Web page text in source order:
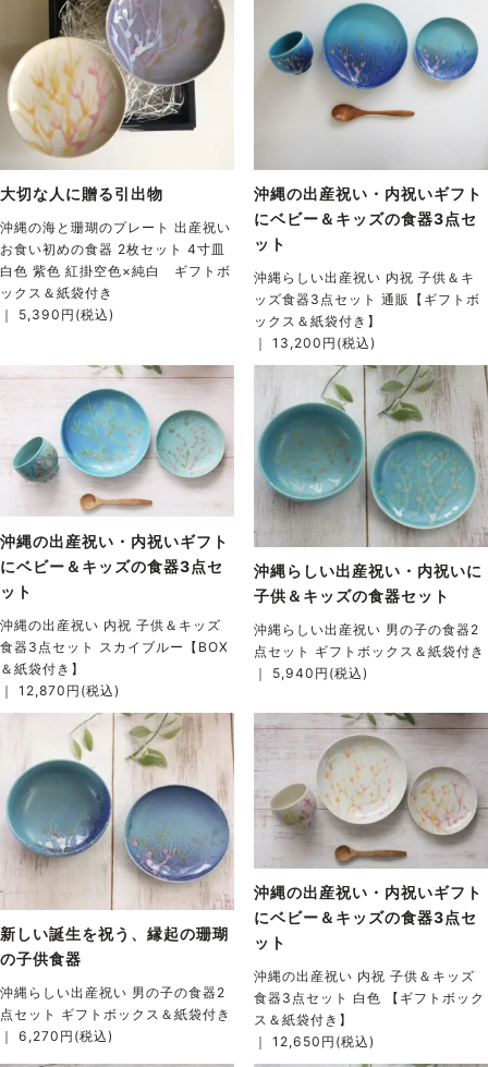
大切な人に贈る引出物
沖縄の海と珊瑚のプレート 出産祝い
お食い初めの食器 2枚セット 4寸皿
白色 紫色 紅掛空色×純白 ギフトボ
ックス＆紙袋付き
｜ 5,390円(税込)
沖縄の出産祝い・内祝いギフト
にベビー＆キッズの食器3点セ
ット
沖縄らしい出産祝い 内祝 子供＆キ
ッズ食器3点セット 通販【ギフトボ
ックス＆紙袋付き】
｜ 13,200円(税込)
沖縄の出産祝い・内祝いギフト
にベビー＆キッズの食器3点セ
ット
沖縄の出産祝い 内祝 子供＆キッズ
食器3点セット スカイブルー【BOX
＆紙袋付き】
｜ 12,870円(税込)
沖縄らしい出産祝い・内祝いに
子供＆キッズの食器セット
沖縄らしい出産祝い 男の子の食器2
点セット ギフトボックス＆紙袋付き
｜ 5,940円(税込)
新しい誕生を祝う、縁起の珊瑚
の子供食器
沖縄らしい出産祝い 男の子の食器2
点セット ギフトボックス＆紙袋付き
｜ 6,270円(税込)
沖縄の出産祝い・内祝いギフト
にベビー＆キッズの食器3点セ
ット
沖縄の出産祝い 内祝 子供＆キッズ
食器3点セット 白色 【ギフトボック
ス＆紙袋付き】
｜ 12,650円(税込)